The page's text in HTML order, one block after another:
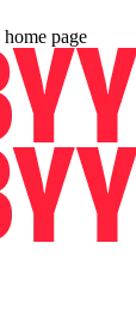
home page